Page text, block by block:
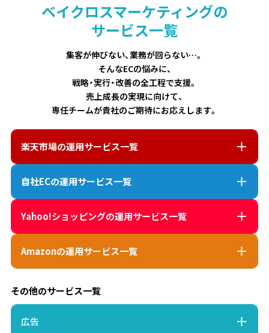
ベイクロスマーケティングの
サービス一覧
集客が伸びない、業務が回らない…。
そんなECの悩みに、
戦略・実行・改善の全工程で支援。
売上成長の実現に向けて、
専任チームが貴社のご期待にお応えします。
楽天市場の運用サービス一覧
自社ECの運用サービス一覧
Yahoo!ショッピングの運用サービス一覧
Amazonの運用サービス一覧
その他のサービス一覧
広告